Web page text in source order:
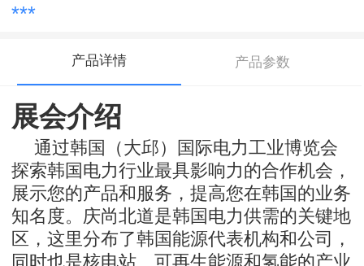
***
产品详情 产品参数
展会介绍
通过韩国（大邱）国际电力工业博览会
探索韩国电力行业最具影响力的合作机会，
展示您的产品和服务，提高您在韩国的业务
知名度。庆尚北道是韩国电力供需的关键地
区，这里分布了韩国能源代表机构和公司，
同时也是核电站、可再生能源和氢能的产业